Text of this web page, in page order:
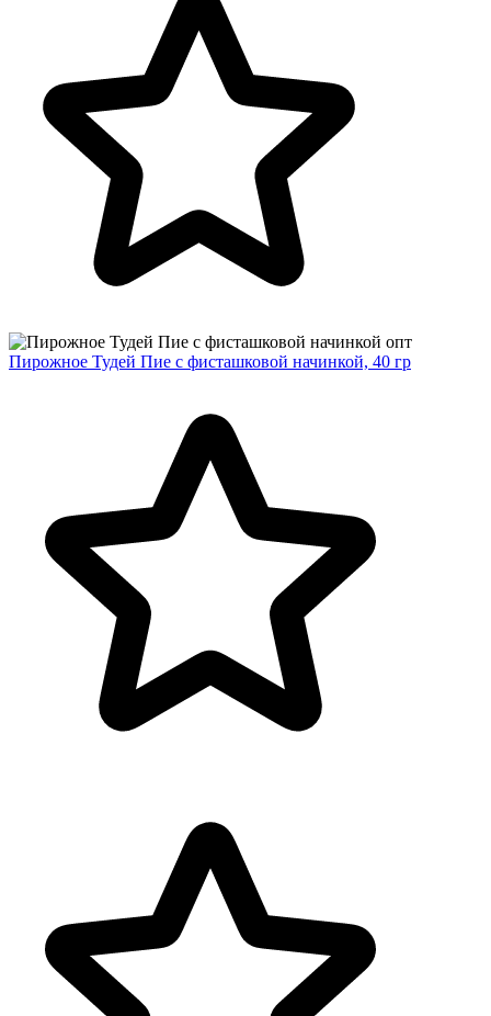
Пирожное Тудей Пие с фисташковой начинкой, 40 гр